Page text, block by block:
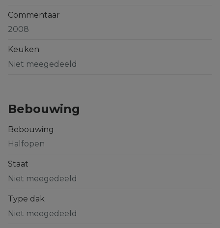
Commentaar
2008
Keuken
Niet meegedeeld
Bebouwing
Bebouwing
Halfopen
Staat
Niet meegedeeld
Type dak
Niet meegedeeld